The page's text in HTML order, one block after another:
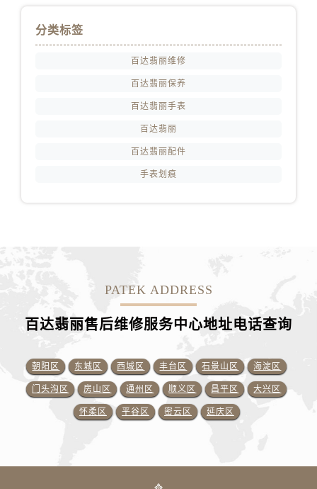
分类标签
百达翡丽维修
百达翡丽保养
百达翡丽手表
百达翡丽
百达翡丽配件
手表划痕
PATEK ADDRESS
百达翡丽售后维修服务中心地址电话查询
朝阳区 东城区 西城区 丰台区 石景山区 海淀区
门头沟区 房山区 通州区 顺义区 昌平区 大兴区
怀柔区 平谷区 密云区 延庆区